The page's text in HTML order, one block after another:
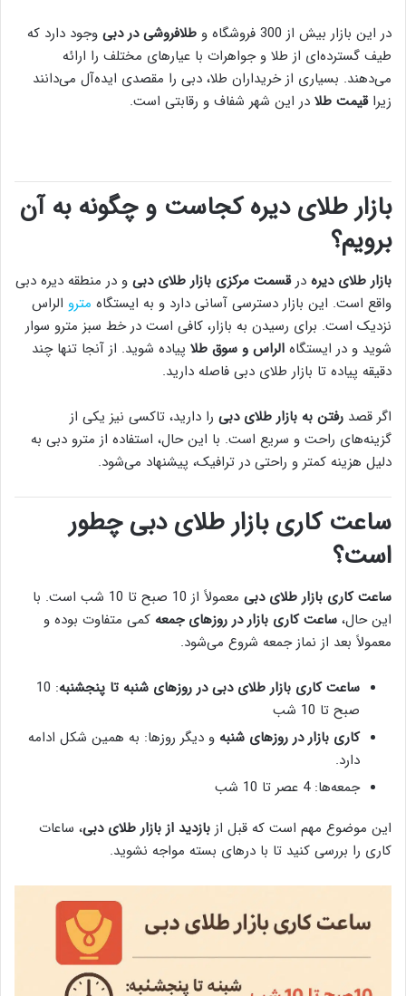
در این بازار بیش از 300 فروشگاه و طلافروشی در دبی وجود دارد که
طیف گسترده‌ای از طلا و جواهرات با عیارهای مختلف را ارائه
می‌دهند. بسیاری از خریداران طلا، دبی را مقصدی ایده‌آل می‌دانند
زیراقیمت طلا در این شهر شفاف و رقابتی است.
بازار طلای دیره کجاست و چگونه به آن
برویم؟
بازار طلای دیره درقسمت مرکزی بازار طلای دبی و در منطقه دیره دبی
واقع است. این بازار دسترسی آسانی دارد و به ایستگاه مترو الراس
نزدیک است. برای رسیدن به بازار، کافی است در خط سبز مترو سوار
شوید و در ایستگاه الراس و سوق طلا پیاده شوید. از آنجا تنها چند
دقیقه پیاده تا بازار طلای دبی فاصله دارید.
اگر قصد رفتن به بازار طلای دبی را دارید، تاکسی نیز یکی از
گزینه‌های راحت و سریع است. با این حال، استفاده از مترو دبی به
دلیل هزینه کمتر و راحتی در ترافیک، پیشنهاد می‌شود.
ساعت کاری بازار طلای دبی چطور
است؟
ساعت کاری بازار طلای دبی
معمولاً از 10 صبح تا 10 شب است. با
این حال، ساعت کاری بازار در روزهای جمعه کمی متفاوت بوده و
معمولاً بعد از نماز جمعه شروع می‌شود.
ساعت کاری بازار طلای دبی در روزهای شنبه تا پنجشنبه : 10
صبح تا 10 شب
کاری بازار در روزهای شنبه و دیگر روزها: به همین شکل ادامه
دارد.
جمعه‌ها: 4 عصر تا 10 شب
این موضوع مهم است که قبل از بازدید از بازار طلای دبی، ساعات
کاری را بررسی کنید تا با درهای بسته مواجه نشوید.